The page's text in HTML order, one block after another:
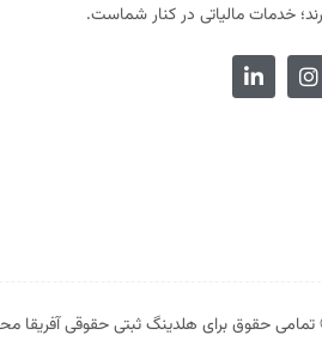
خدمات مالیاتی در کنار شماست.